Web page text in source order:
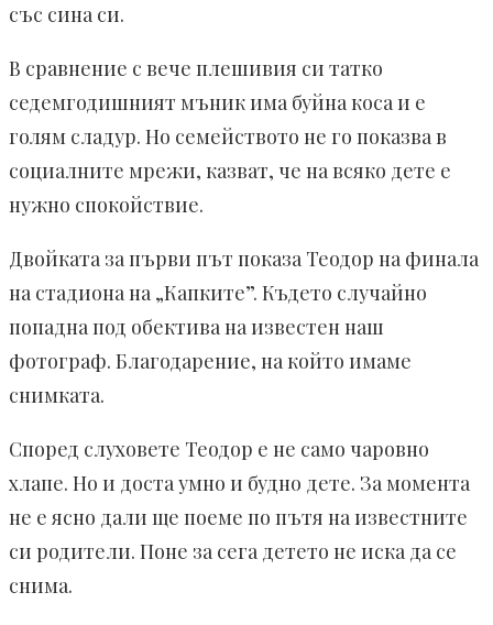
със сина си.
В сравнение с вече плешивия си татко
седемгодишният мъник има буйна коса и е
голям сладур. Но семейството не го показва в
социалните мрежи, казват, че на всяко дете е
нужно спокойствие.
Двойката за първи път показа Теодор на финала
на стадиона на „Капките”. Където случайно
попадна под обектива на известен наш
фотограф. Благодарение, на който имаме
снимката.
Според слуховете Теодор е не само чаровно
хлапе. Но и доста умно и будно дете. За момента
не е ясно дали ще поеме по пътя на известните
си родители. Поне за сега детето не иска да се
снима.